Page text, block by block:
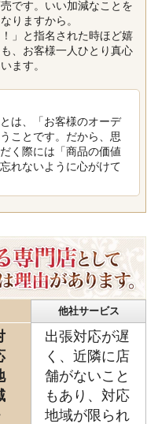
です。いい加減なことを
りますから。
」と指名された時ほど嬉
、お客様一人ひとり真心
ます。
は、「お客様のオーデ
ことです。だから、思
く際には「商品の価値
れないように心がけて
他社サービス
出張対応が遅
く、近隣に店
舗がないこと
もあり、対応
地域が限られ